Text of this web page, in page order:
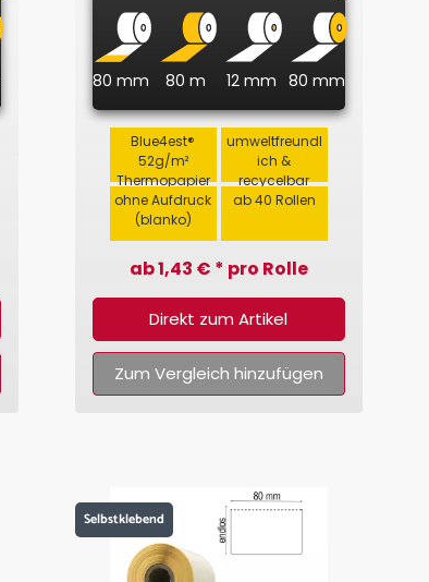
80 mm 80 m 12 mm 80 mm
Blue4est®
52g/m²
Thermopapier
umweltfreundl
ich &
recycelbar
ohne Aufdruck
(blanko)
ab 40 Rollen
ab 1,43 € * pro Rolle
Direkt zum Artikel
Zum Vergleich hinzufügen
Selbstklebend